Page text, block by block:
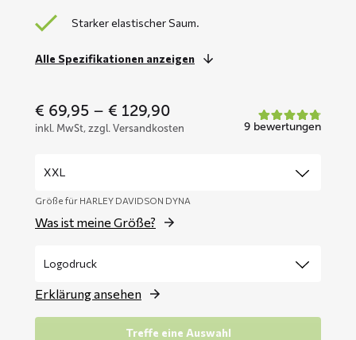
Starker elastischer Saum.
Alle Spezifikationen anzeigen
€ 69,95 – € 129,90
range:
inkl. MwSt, zzgl. Versandkosten 9 bewertungen
Größe für HARLEY DAVIDSON DYNA
Was ist meine Größe?
Erklärung ansehen
Treffe eine Auswahl